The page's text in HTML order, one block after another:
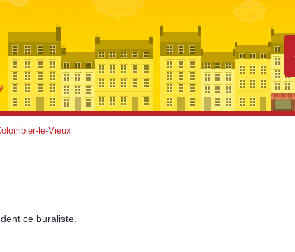
le-Vieux
ce buraliste.